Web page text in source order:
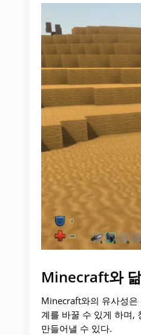
Minecraft와
Minecraft와의 유사성은
계를 바꿀 수 있게 하며,
만들어낼 수 있다.